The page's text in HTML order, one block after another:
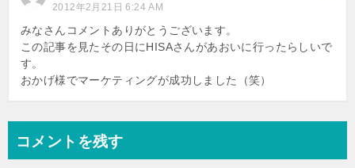
2012年2月21日 6:24 AM
みなさんコメントありがとうございます。
この記事を見たその日にHISAさんがあおいに行ったらしいで
す。
おかげ様でマーケティングが成功しました（笑）
コメントを残す